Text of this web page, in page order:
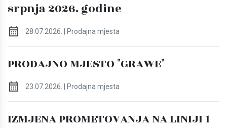
srpnja 2026. godine
28.07.2026. | Prodajna mjesta
PRODAJNO MJESTO "GRAWE"
23.07.2026. | Prodajna mjesta
IZMJENA PROMETOVANJA NA LINIJI 1